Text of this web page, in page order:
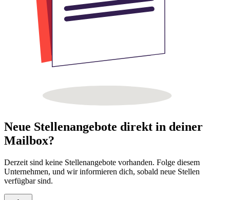
Neue Stellenangebote direkt in deiner
Mailbox?
Derzeit sind keine Stellenangebote vorhanden. Folge diesem
Unternehmen, und wir informieren dich, sobald neue Stellen
verfügbar sind.